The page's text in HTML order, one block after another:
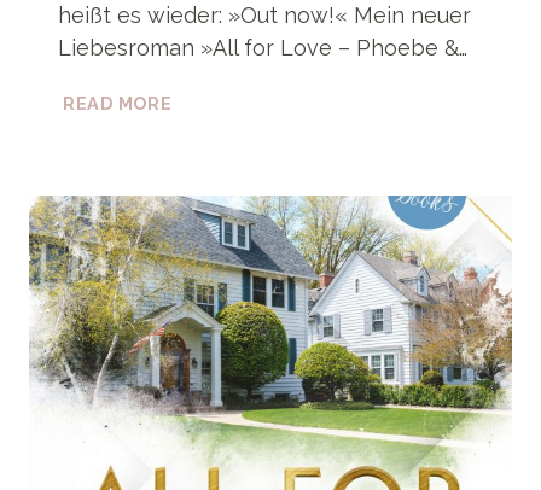
heißt es wieder: »Out now!« Mein neuer
Liebesroman »All for Love – Phoebe &…
READ MORE
LOVE
–
PHOEBE
&
LUKE«
(BIG
LAKE
ROMANCE
2)